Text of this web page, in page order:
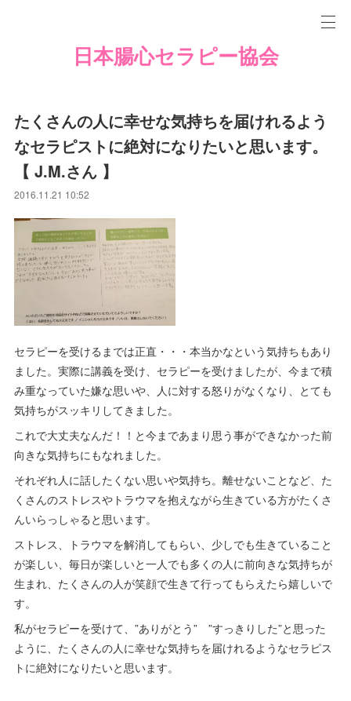
日本腸心セラピー協会
たくさんの人に幸せな気持ちを届けれるよう
なセラピストに絶対になりたいと思います。
【 J.M.さん 】
2016.11.21 10:52
セラピーを受けるまでは正直・・・本当かなという気持ちもあり
ました。実際に講義を受け、セラピーを受けましたが、今まで積
み重なっていた嫌な思いや、人に対する怒りがなくなり、とても
気持ちがスッキリしてきました。
これで大丈夫なんだ！！と今まであまり思う事ができなかった前
向きな気持ちにもなれました。
それぞれ人に話したくない思いや気持ち。離せないことなど、た
くさんのストレスやトラウマを抱えながら生きている方がたくさ
んいらっしゃると思います。
ストレス、トラウマを解消してもらい、少しでも生きていること
が楽しい、毎日が楽しいと一人でも多くの人に前向きな気持ちが
生まれ、たくさんの人が笑顔で生きて行ってもらえたら嬉しいで
す。
私がセラピーを受けて、”ありがとう” ”すっきりした”と思った
ように、たくさんの人に幸せな気持ちを届けれるようなセラピス
トに絶対になりたいと思います。